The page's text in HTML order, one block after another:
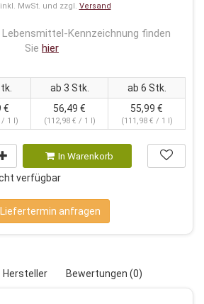
MwSt. und zzgl. Versand
Kennzeichnung finden
Sie hier
ab 3 Stk. ab 6 Stk.
€
/ 1 l)
56,49 €
(112,98 € / 1 l)
55,99 €
(111,98 € / 1 l)
In Warenkorb
verfügbar
anfragen
Hersteller Bewertungen (0)